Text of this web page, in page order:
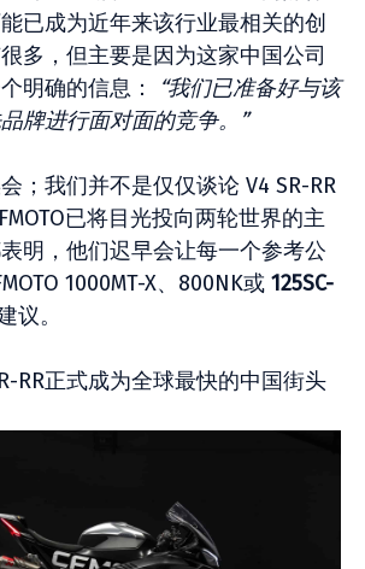
已成为近年来该行业最相关的创
多，但主要是因为这家中国公司
明确的信息：
“我们已准备好与该
牌进行面对面的竞争。”
；我们并不是仅仅谈论 V4 SR-RR
已将目光投向两轮世界的主
明，他们迟早会让每一个参考公
1000MT-X、800NK或 125SC-
议。